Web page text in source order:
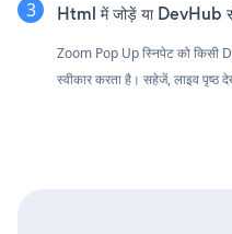
Html में जोड़ें या DevHub
Zoom Pop Up स्निपेट को किसी
स्वीकार करता है। सहेजें, लाइव